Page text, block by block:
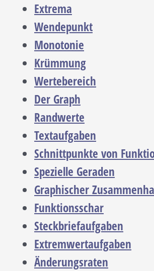
Extrema
Wendepunkt
Monotonie
Krümmung
Wertebereich
Der Graph
Randwerte
Textaufgaben
Schnittpunkte von
Spezielle Geraden
Graphischer
Funktionsschar
Steckbriefaufgaben
Extremwertaufgaben
Änderungsraten